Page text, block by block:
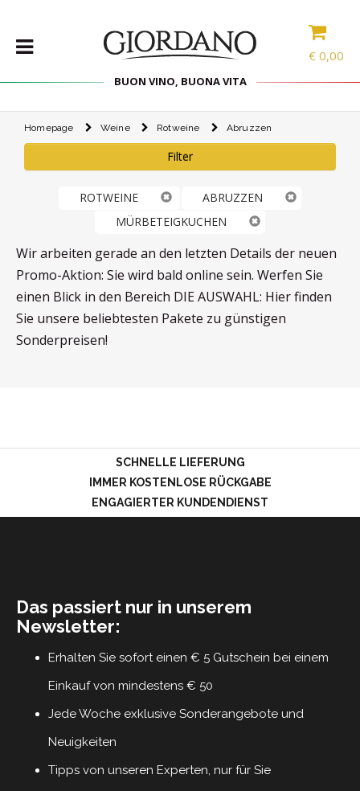
€ 0,00
BUON VINO, BUONA VITA
WEINE
PROBIERPAKETE
SPIRITOUSEN
INTERNATIONALE
AUSWAHL
ANGEBOTE
BLOG
Homepage Weine Rotweine Abruzzen
Filter
ROTWEINE
ABRUZZEN
MÜRBETEIGKUCHEN
Wir arbeiten gerade an den letzten Details der neuen
Promo-Aktion: Sie wird bald online sein. Werfen Sie
einen Blick in den Bereich DIE AUSWAHL: Hier finden
Sie unsere beliebtesten Pakete zu günstigen
Sonderpreisen!
SCHNELLE LIEFERUNG
IMMER KOSTENLOSE RÜCKGABE
ENGAGIERTER KUNDENDIENST
Das passiert nur in unserem
Newsletter:
Erhalten Sie sofort einen € 5 Gutschein bei einem
Einkauf von mindestens € 50
Jede Woche exklusive Sonderangebote und
Neuigkeiten
Tipps von unseren Experten, nur für Sie